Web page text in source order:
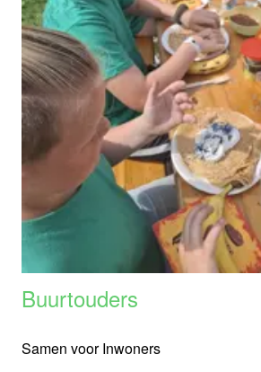
Buurtouders
Samen voor Inwoners